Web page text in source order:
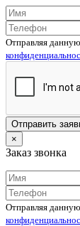
Отправляя
×
Заказ звонка
Отправляя